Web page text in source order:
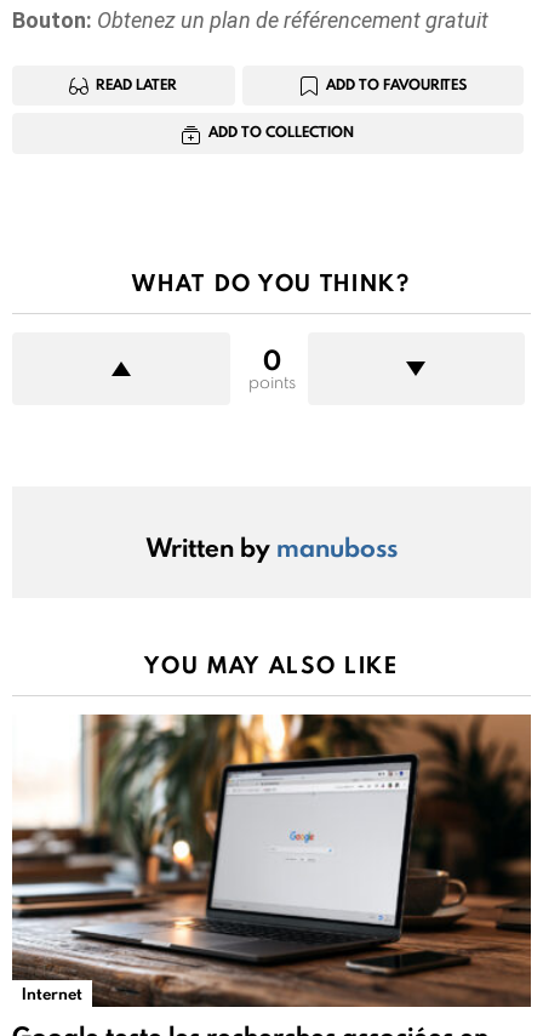
Bouton: Obtenez un plan de référencement gratuit
READ LATER ADD TO FAVOURITES
ADD TO COLLECTION
WHAT DO YOU THINK?
0
points
Written by manuboss
YOU MAY ALSO LIKE
Internet